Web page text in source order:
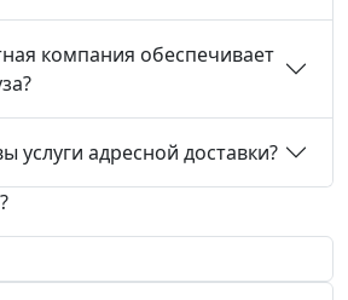
компания обеспечивает
услуги адресной доставки?